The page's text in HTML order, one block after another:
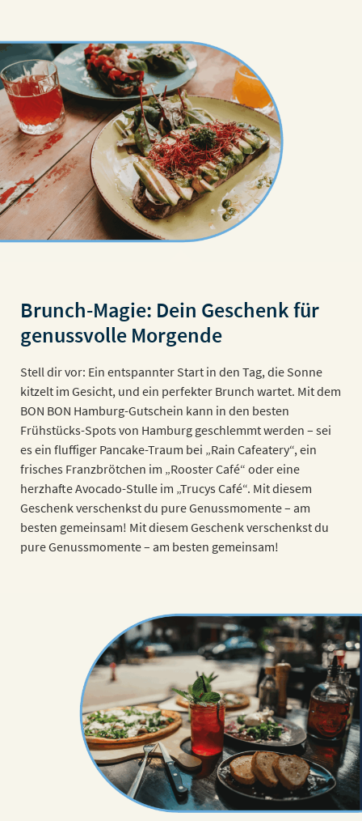
Brunch-Magie: Dein Geschenk für
genussvolle Morgende
Stell dir vor: Ein entspannter Start in den Tag, die Sonne
kitzelt im Gesicht, und ein perfekter Brunch wartet. Mit dem
BON BON Hamburg-Gutschein kann in den besten
Frühstücks-Spots von Hamburg geschlemmt werden – sei
es ein fluffiger Pancake-Traum bei „Rain Cafeatery“, ein
frisches Franzbrötchen im „Rooster Café“ oder eine
herzhafte Avocado-Stulle im „Trucys Café“. Mit diesem
Geschenk verschenkst du pure Genussmomente – am
besten gemeinsam! Mit diesem Geschenk verschenkst du
pure Genussmomente – am besten gemeinsam!